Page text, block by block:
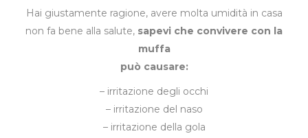
Hai giustamente ragione, avere molta umidità in casa
non fa bene alla salute, sapevi che convivere con la
muffa
può causare:
– irritazione degli occhi
– irritazione del naso
– irritazione della gola